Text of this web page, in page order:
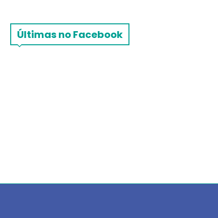
Últimas no Facebook